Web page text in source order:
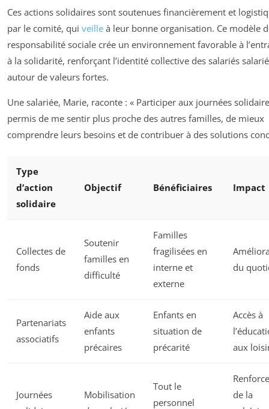
Ces actions solidaires sont soutenues financièrement et
par le comité, qui veille à leur bonne organisation. Ce modèle
responsabilité sociale crée un environnement favorable à
à la solidarité, renforçant l’identité collective des salariés
autour de valeurs fortes.
Une salariée, Marie, raconte : « Participer aux journées
permis de me sentir plus proche des autres familles, de mieux
comprendre leurs besoins et de contribuer à des solutions
Type
d’action
solidaire
Objectif Bénéficiaires Impact
Collectes de
fonds
Soutenir
familles en
difficulté
Familles
fragilisées en
interne et
externe
du
Partenariats
associatifs
Aide aux
enfants
précaires
Enfants en
situation de
précarité
Accès à
aux
Journées
Mobilisation
Tout le
personnel
de la